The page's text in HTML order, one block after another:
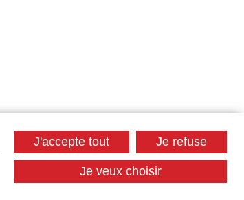
J'accepte tout Je refuse
Je veux choisir